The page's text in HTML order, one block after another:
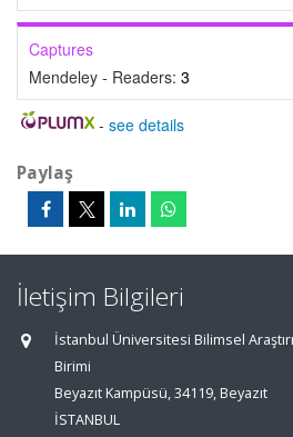
Captures
Mendeley - Readers: 3
- see details
Paylaş
İletişim Bilgileri
İstanbul Üniversitesi Bilimsel
Birimi
Beyazıt Kampüsü, 34119, Beyazıt
İSTANBUL